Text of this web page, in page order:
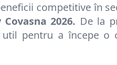
competitive în
Covasna 2026. De la
pentru a începe o